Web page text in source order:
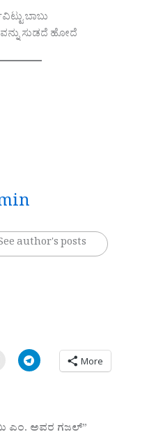
ಬಾಬು
ಸುಡದೆ ಹೋದೆ
author's posts
More
ಎಂ. ಅವರ ಗಜಲ್”